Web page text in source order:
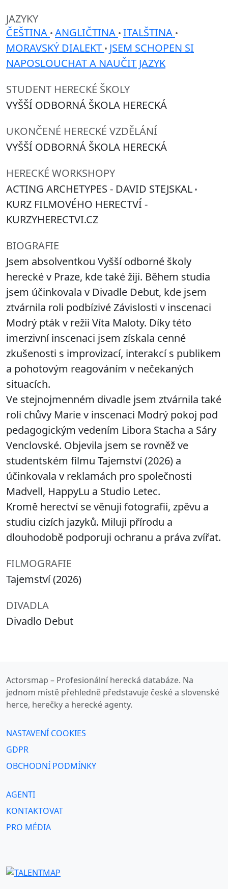
JAZYKY
ČEŠTINA • ANGLIČTINA • ITALŠTINA •
MORAVSKÝ DIALEKT • JSEM SCHOPEN SI
NAPOSLOUCHAT A NAUČIT JAZYK
STUDENT HERECKÉ ŠKOLY
VYŠŠÍ ODBORNÁ ŠKOLA HERECKÁ
UKONČENÉ HERECKÉ VZDĚLÁNÍ
VYŠŠÍ ODBORNÁ ŠKOLA HERECKÁ
HERECKÉ WORKSHOPY
ACTING ARCHETYPES - DAVID STEJSKAL •
KURZ FILMOVÉHO HERECTVÍ -
KURZYHERECTVI.CZ
BIOGRAFIE
Jsem absolventkou Vyšší odborné školy
herecké v Praze, kde také žiji. Během studia
jsem účinkovala v Divadle Debut, kde jsem
ztvárnila roli podbízivé Závislosti v inscenaci
Modrý pták v režii Víta Maloty. Díky této
imerzivní inscenaci jsem získala cenné
zkušenosti s improvizací, interakcí s publikem
a pohotovým reagováním v nečekaných
situacích.
Ve stejnojmenném divadle jsem ztvárnila také
roli chůvy Marie v inscenaci Modrý pokoj pod
pedagogickým vedením Libora Stacha a Sáry
Venclovské. Objevila jsem se rovněž ve
studentském filmu Tajemství (2026) a
účinkovala v reklamách pro společnosti
Madvell, HappyLu a Studio Letec.
Kromě herectví se věnuji fotografii, zpěvu a
studiu cizích jazyků. Miluji přírodu a
dlouhodobě podporuji ochranu a práva zvířat.
FILMOGRAFIE
Tajemství (2026)
DIVADLA
Divadlo Debut
Actorsmap – Profesionální herecká databáze. Na
jednom místě přehledně představuje české a slovenské
herce, herečky a herecké agenty.
NASTAVENÍ COOKIES
GDPR
OBCHODNÍ PODMÍNKY
AGENTI
KONTAKTOVAT
PRO MÉDIA